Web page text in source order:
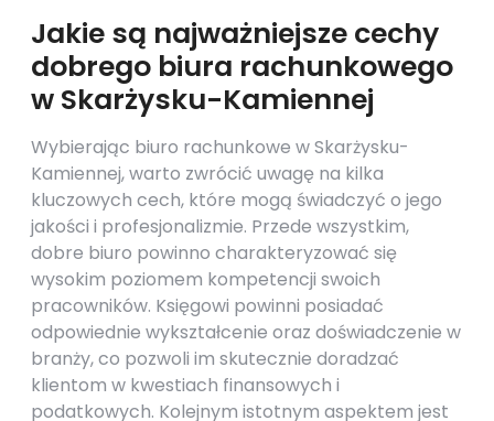
Jakie są najważniejsze cechy
dobrego biura rachunkowego
w Skarżysku-Kamiennej
Wybierając biuro rachunkowe w Skarżysku-
Kamiennej, warto zwrócić uwagę na kilka
kluczowych cech, które mogą świadczyć o jego
jakości i profesjonalizmie. Przede wszystkim,
dobre biuro powinno charakteryzować się
wysokim poziomem kompetencji swoich
pracowników. Księgowi powinni posiadać
odpowiednie wykształcenie oraz doświadczenie w
branży, co pozwoli im skutecznie doradzać
klientom w kwestiach finansowych i
podatkowych. Kolejnym istotnym aspektem jest